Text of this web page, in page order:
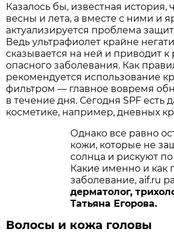
Казалось бы, известная история,
весны и лета, а вместе с ними и
актуализируется проблема
Ведь ультрафиолет крайне
сказывается на ней и приводит к
опасного заболевания. Как
рекомендуется использование
фильтром — главное вовремя
в течение дня. Сегодня SPF есть
косметике, например, дневных
Однако все равно
кожи, которые не
солнца и рискуют
Какие именно и как
заболевание, aif.ru
дерматолог,
Татьяна Егорова.
Волосы и кожа головы